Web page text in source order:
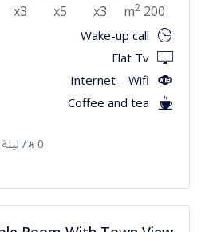
200 m
2
x3
x5
x3
Wake-up call
Flat Tv
Internet – Wifi
Coffee and tea
0
⃁/ ليلة